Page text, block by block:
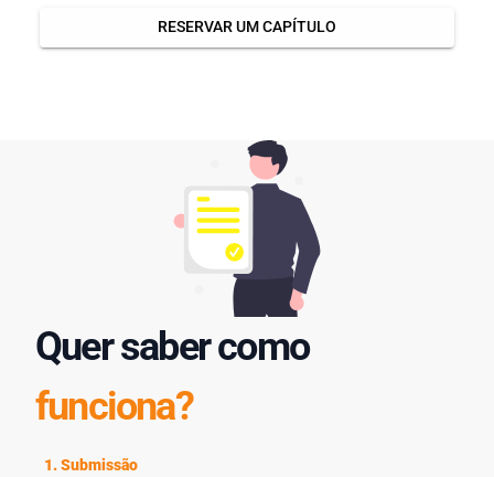
RESERVAR UM CAPÍTULO
Quer saber como
funciona?
1. Submissão